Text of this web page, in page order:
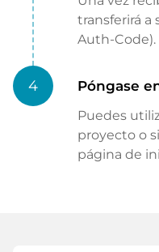
transferirá a
Auth-Code).
4 Póngase
Puedes
proyecto o
página de